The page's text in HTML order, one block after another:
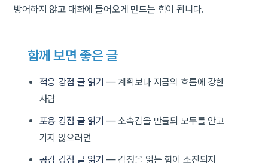
방어하지 않고 대화에 들어오게 만드는 힘이 됩니다.
함께 보면 좋은 글
적응 강점 글 읽기 — 계획보다 지금의 흐름에 강한
사람
포용 강점 글 읽기 — 소속감을 만들되 모두를 안고
가지 않으려면
공감 강점 글 읽기 — 감정을 읽는 힘이 소진되지